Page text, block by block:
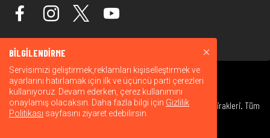
© 2026 Warner Bros. Discovery, Inc. veya bağlı kuruluşları ve iştirakleri. Tüm
hakları saklıdır.
BİLGİLENDİRME
Servisimizi geliştirmek,reklamları kişiselleştirmek ve
ayarlarını hatırlamak için ilk ve üçüncü parti çerezleri
kullanıyoruz. Devam ederken, çerez kullanımını
onaylamış olacaksın. Daha fazla bilgi için Gizlilik
Politikası sayfasını ziyaret edebilirsin.